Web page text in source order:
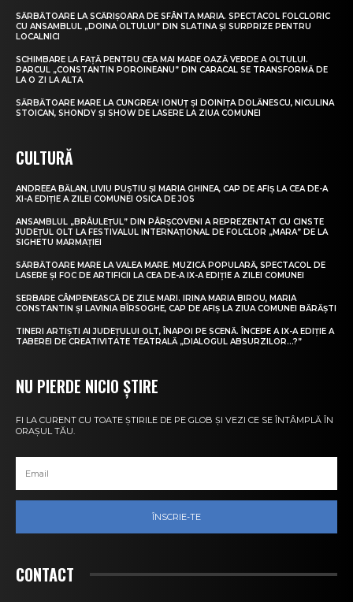
SĂRBĂTOARE LA SCĂRIȘOARA DE SFÂNTA MARIA. SPECTACOL FOLCLORIC
CU ANSAMBLUL „DOINA OLTULUI” DIN SLATINA ȘI SURPRIZE PENTRU
LOCALNICI
SCHIMBARE LA FAȚĂ PENTRU CEA MAI MARE OAZĂ VERDE A OLTULUI.
PARCUL „CONSTANTIN POROINEANU” DIN CARACAL SE TRANSFORMĂ DE
LA O ZI LA ALTA
SĂRBĂTOARE MARE LA CUNGREA! IONUȚ ȘI DOINIȚA DOLĂNESCU, NICULINA
STOICAN, SHONDY ȘI SHOW DE LASERE LA ZIUA COMUNEI
CULTURĂ
ANDREEA BĂLAN, LIVIU PUȘTIU ȘI MARIA GHINEA, CAP DE AFIȘ LA CEA DE-A
XI-A EDIȚIE A ZILEI COMUNEI OSICA DE JOS
ANSAMBLUL „BRÂULEȚUL” DIN PÂRȘCOVENI A REPREZENTAT CU CINSTE
JUDEȚUL OLT LA FESTIVALUL INTERNAȚIONAL DE FOLCLOR „MARA” DE LA
SIGHETU MARMAȚIEI
SĂRBĂTOARE MARE LA VALEA MARE. MUZICĂ POPULARĂ, SPECTACOL DE
LASERE ȘI FOC DE ARTIFICII LA CEA DE-A IX-A EDIȚIE A ZILEI COMUNEI
SERBARE CÂMPENEASCĂ DE ZILE MARI. IRINA MARIA BIROU, MARIA
CONSTANTIN ȘI LAVINIA BÎRSOGHE, CAP DE AFIȘ LA ZIUA COMUNEI BĂRĂȘTI
TINERI ARTIȘTI AI JUDEȚULUI OLT, ÎNAPOI PE SCENĂ. ÎNCEPE A IX-A EDIȚIE A
TABEREI DE CREATIVITATE TEATRALĂ „DIALOGUL ABSURZILOR…?”
NU PIERDE NICIO ȘTIRE
FI LA CURENT CU TOATE ȘTIRILE DE PE GLOB ȘI VEZI CE SE ÎNTÂMPLĂ ÎN
ORAȘUL TĂU.
ÎNSCRIE-TE
CONTACT